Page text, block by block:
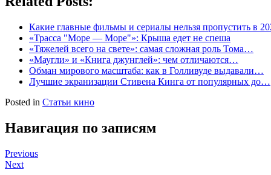
Какие главные фильмы и сериалы нельзя пропустить в
«Трасса "Море — Море"»: Крыша едет не спеша
«Тяжелей всего на свете»: самая сложная роль Тома…
«Маугли» и «Книга джунглей»: чем отличаются…
Обман мирового масштаба: как в Голливуде выдавали…
Лучшие экранизации Стивена Кинга от популярных до…
Posted in Статьи кино
Навигация по записям
Previous
Next